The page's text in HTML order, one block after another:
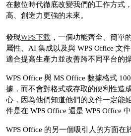
在數位時代徹底改變我們的工作方式
高、創造力更強的未來。
發現WPS下载 ，一個功能齊全、簡單
屬性、AI 集成以及與 WPS Office 文
適合提高生產力並改善跨不同平台的操
WPS Office 與 MS Office 數據格式
據，而不會對格式或存取的便利性造
心，因為他們知道他們的文件一定能
件是在 WPS Office 還是 WPS Office 中
WPS Office 的另一個吸引人的方面在